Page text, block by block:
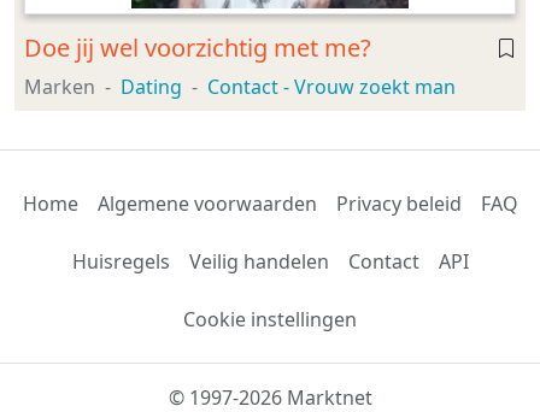
Doe jij wel voorzichtig met me?
Marken Dating Contact - Vrouw zoekt man
Home Algemene voorwaarden Privacy beleid FAQ
Huisregels Veilig handelen Contact API
Cookie instellingen
© 1997-2026 Marktnet